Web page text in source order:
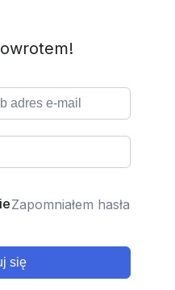
Zapomniałem hasła
się